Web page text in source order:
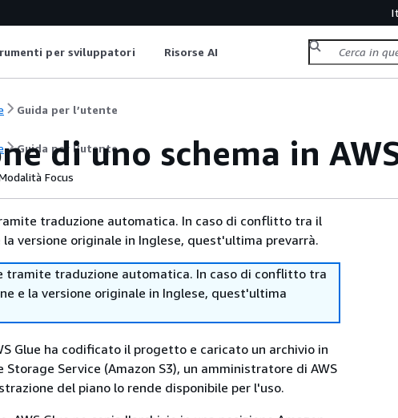
per sviluppatori Risorse AI
Guida per l’utente
Guida per l’utente
di uno schema in
Focus
traduzione automatica. In caso di conflitto tra il
versione originale in Inglese, quest'ultima prevarrà.
tramite traduzione automatica. In caso di conflitto tra
e la versione originale in Inglese, quest'ultima
Glue ha codificato il progetto e caricato un archivio in
Storage Service (Amazon S3), un amministratore di AWS
del piano lo rende disponibile per l'uso.